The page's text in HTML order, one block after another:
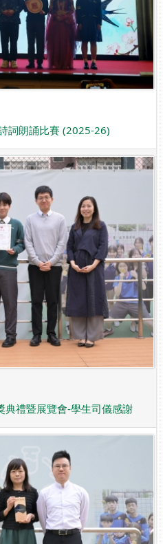
詞朗誦比賽 (2025-26)
典禮暨展覽會-學生司儀感謝